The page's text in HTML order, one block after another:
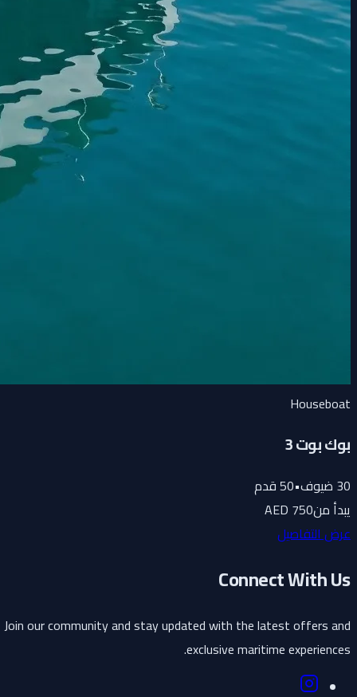
Houseboat
بوك بوت 3
30ضيوف•
50قدم
يبدأ من750 AED
عرض التفاصيل
Connect With Us
Join our community and stay updated with the latest offers and
exclusive maritime experiences.